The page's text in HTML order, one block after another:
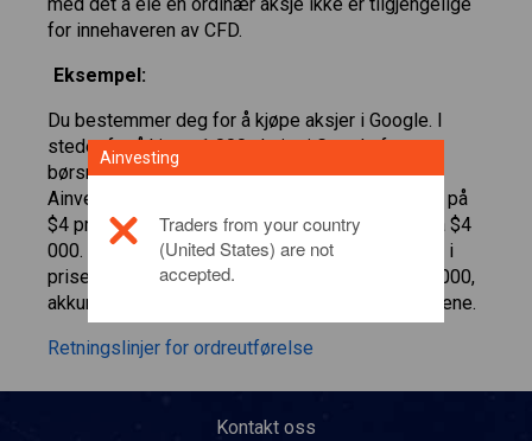
for innehaveren av CFD.
Eksempel:
Du bestemmer deg for å kjøpe aksjer i Google. I
stedet for å kjøpe 1 000 aksjer i Google fra en
børsmegler kjøper du 1 000 CFD i Google på
Ainvesting handelsplattform. Hvis det blir et fall på
$4 pr aksje i prisen for Google vil du få et tap på $4
000. Men hvis det blir en stigning på $4 pr aksje i
prisen for Google vil du få en fortjeneste på $4 000,
akkurat som om du hadde kjøpt de faktiske aksjene.
Retningslinjer for ordreutførelse
Kontakt oss
Ainvesting
Traders from your country
(United States) are not
accepted.